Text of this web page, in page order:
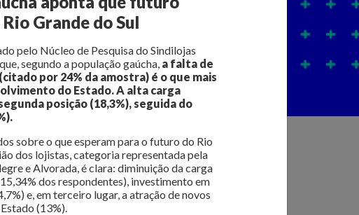
para o varejo da Capital. Dados deintenção de
Grande do Sul
pelo Núcleo de Pesquisa do Sindilojas
segundo a população gaúcha, a falta de
por 24% da amostra) é o que mais
do Estado. A alta carga
posição (18,3%), seguida do
sobre o que esperam para o futuro do Rio
dos lojistas, categoria representada pela
e Alvorada, é clara: diminuição da carga
dos respondentes), investimento em
e, em terceiro lugar, a atração de novos
(13%).